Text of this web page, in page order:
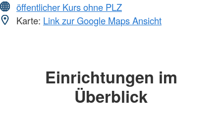
öffentlicher Kurs ohne PLZ
Karte: Link zur Google Maps Ansicht
Einrichtungen im
Überblick